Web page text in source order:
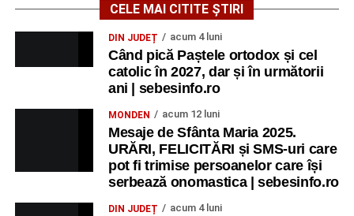
CELE MAI CITITE ȘTIRI
DIN JUDEȚ acum 4 luni
Când pică Paștele ortodox și cel
catolic în 2027, dar și în următorii
ani | sebesinfo.ro
MONDEN acum 12 luni
Mesaje de Sfânta Maria 2025.
URĂRI, FELICITĂRI și SMS-uri care
pot fi trimise persoanelor care își
serbează onomastica | sebesinfo.ro
DIN JUDEȚ acum 4 luni